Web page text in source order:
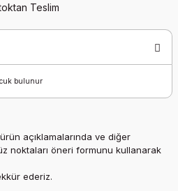
Teslim
bulunur
açıklamalarında ve diğer
noktaları öneri formunu kullanarak
ederiz.